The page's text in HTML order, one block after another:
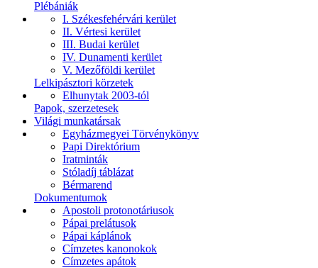
Plébániák
I. Székesfehérvári kerület
II. Vértesi kerület
III. Budai kerület
IV. Dunamenti kerület
V. Mezőföldi kerület
Lelkipásztori körzetek
Elhunytak 2003-tól
Papok, szerzetesek
Világi munkatársak
Egyházmegyei Törvénykönyv
Papi Direktórium
Iratminták
Stóladíj táblázat
Bérmarend
Dokumentumok
Apostoli protonotáriusok
Pápai prelátusok
Pápai káplánok
Címzetes kanonokok
Címzetes apátok